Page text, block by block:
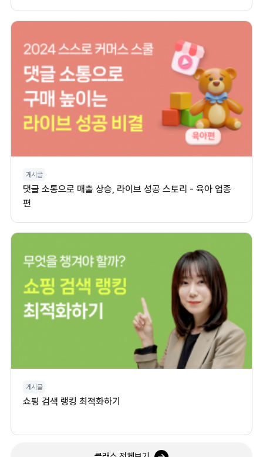
게시글
댓글 소통으로 매출 상승, 라이브 성공 스토리 - 육아 업종
편
게시글
쇼핑 검색 랭킹 최적화하기